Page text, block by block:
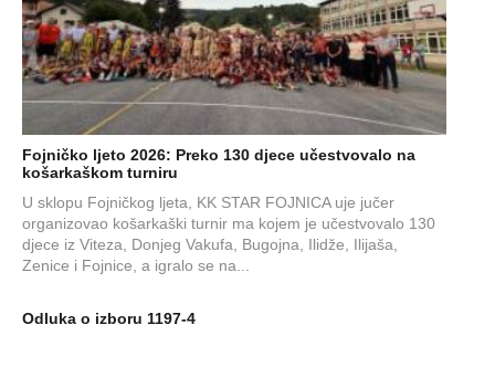
Fojničko ljeto 2026: Preko 130 djece učestvovalo na
košarkaškom turniru
U sklopu Fojničkog ljeta, KK STAR FOJNICA uje jučer
organizovao košarkaški turnir ma kojem je učestvovalo 130
djece iz Viteza, Donjeg Vakufa, Bugojna, Ilidže, Ilijaša,
Zenice i Fojnice, a igralo se na...
Odluka o izboru 1197-4